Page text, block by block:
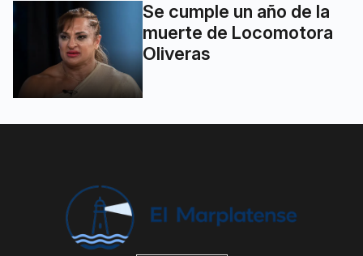
Se cumple un año de la
muerte de Locomotora
Oliveras